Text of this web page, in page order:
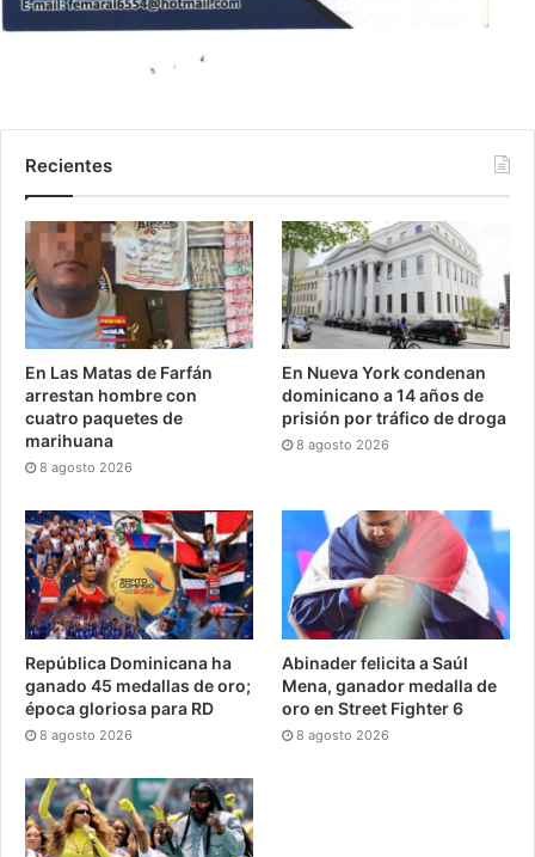
Recientes
En Las Matas de Farfán
arrestan hombre con
cuatro paquetes de
marihuana
8 agosto 2026
En Nueva York condenan
dominicano a 14 años de
prisión por tráfico de droga
8 agosto 2026
República Dominicana ha
ganado 45 medallas de oro;
época gloriosa para RD
8 agosto 2026
Abinader felicita a Saúl
Mena, ganador medalla de
oro en Street Fighter 6
8 agosto 2026